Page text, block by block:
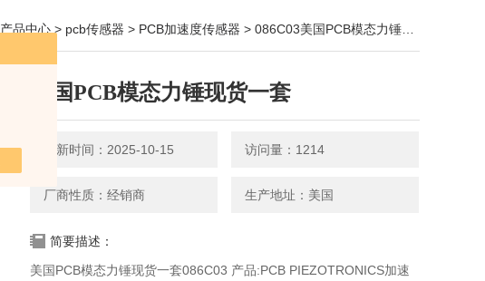
产品中心 > pcb传感器 > PCB加速度传感器 > 086C03美国PCB模态力锤现货一套
美国PCB模态力锤现货一套
更新时间：2025-10-15 访问量：1214
厂商性质：经销商 生产地址：美国
简要描述：
美国PCB模态力锤现货一套086C03 产品:PCB PIEZOTRONICS加速